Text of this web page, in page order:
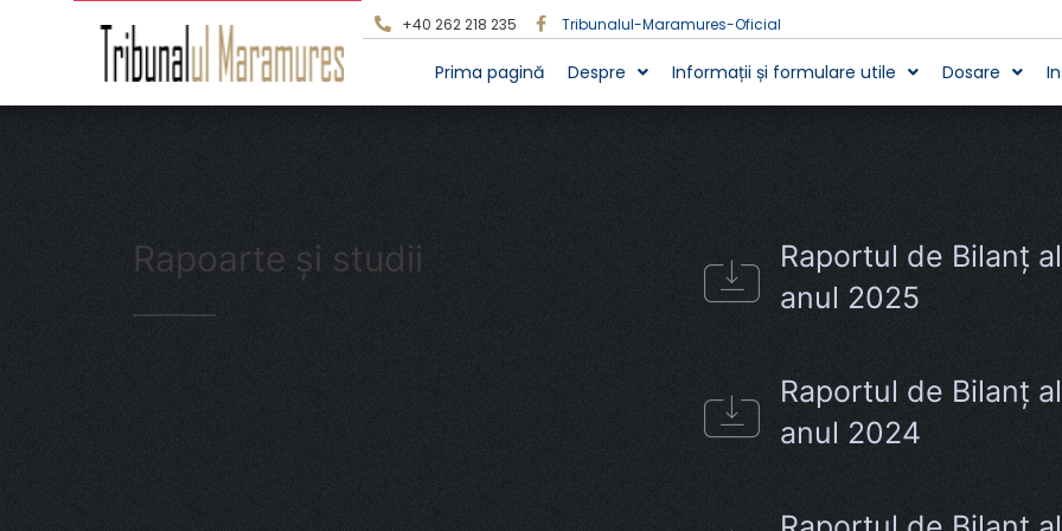
+40 262 218 235 Tribunalul-Maramures-Oficial
Prima pagină Despre Informații și formulare utile Dosare
Rapoarte și studii
Raportul de Bilanț
anul 2025
Raportul de Bilanț
anul 2024